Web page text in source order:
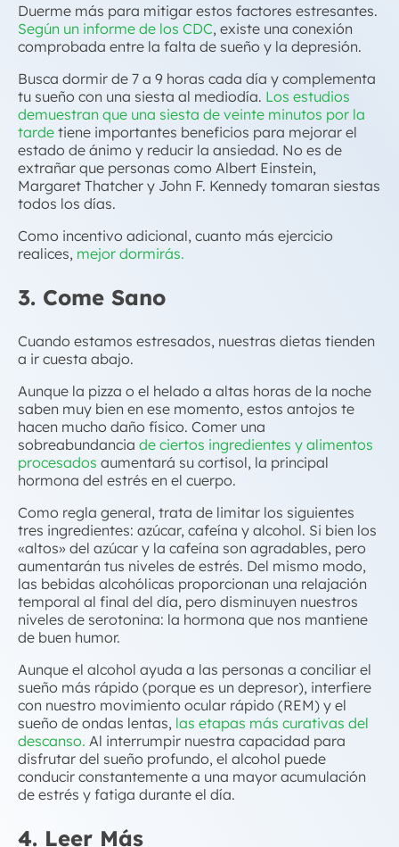
Duerme más para mitigar estos factores estresantes.
Según un informe de los CDC, existe una conexión
comprobada entre la falta de sueño y la depresión.
Busca dormir de 7 a 9 horas cada día y complementa
tu sueño con una siesta al mediodía. Los estudios
demuestran que una siesta de veinte minutos por la
tarde tiene importantes beneficios para mejorar el
estado de ánimo y reducir la ansiedad. No es de
extrañar que personas como Albert Einstein,
Margaret Thatcher y John F. Kennedy tomaran siestas
todos los días.
Como incentivo adicional, cuanto más ejercicio
realices, mejor dormirás.
3. Come Sano
Cuando estamos estresados, nuestras dietas tienden
a ir cuesta abajo.
Aunque la pizza o el helado a altas horas de la noche
saben muy bien en ese momento, estos antojos te
hacen mucho daño físico. Comer una
sobreabundancia de ciertos ingredientes y alimentos
procesados ​​aumentará su cortisol, la principal
hormona del estrés en el cuerpo.
Como regla general, trata de limitar los siguientes
tres ingredientes: azúcar, cafeína y alcohol. Si bien los
«altos» del azúcar y la cafeína son agradables, pero
aumentarán tus niveles de estrés. Del mismo modo,
las bebidas alcohólicas proporcionan una relajación
temporal al final del día, pero disminuyen nuestros
niveles de serotonina: la hormona que nos mantiene
de buen humor.
Aunque el alcohol ayuda a las personas a conciliar el
sueño más rápido (porque es un depresor), interfiere
con nuestro movimiento ocular rápido (REM) y el
sueño de ondas lentas, las etapas más curativas del
descanso. Al interrumpir nuestra capacidad para
disfrutar del sueño profundo, el alcohol puede
conducir constantemente a una mayor acumulación
de estrés y fatiga durante el día.
4. Leer Más